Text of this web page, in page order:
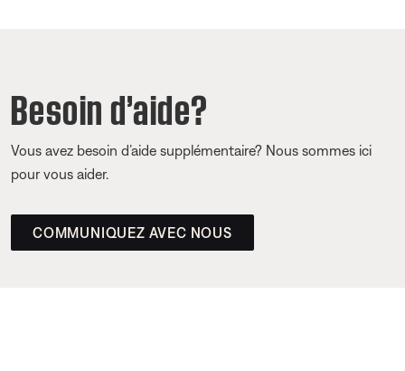
Besoin d’aide?
Vous avez besoin d’aide supplémentaire? Nous sommes ici
pour vous aider.
COMMUNIQUEZ AVEC NOUS